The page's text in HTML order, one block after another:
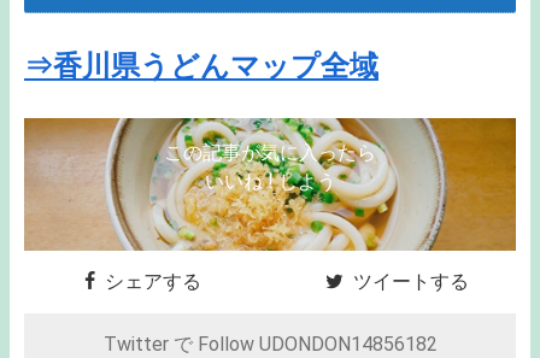
⇒香川県うどんマップ全域
この記事が気に入ったら
いいね ! しよう
シェアする ツイートする
Twitter で Follow UDONDON14856182